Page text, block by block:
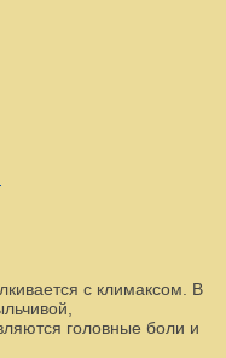
с климаксом. В
головные боли и